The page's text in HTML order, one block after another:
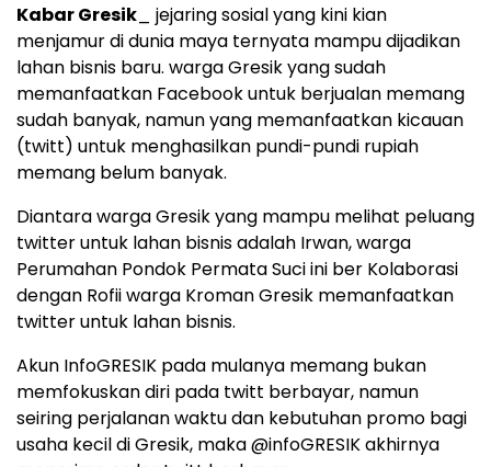
Kabar Gresik _ jejaring sosial yang kini kian
menjamur di dunia maya ternyata mampu dijadikan
lahan bisnis baru. warga Gresik yang sudah
memanfaatkan Facebook untuk berjualan memang
sudah banyak, namun yang memanfaatkan kicauan
(twitt) untuk menghasilkan pundi-pundi rupiah
memang belum banyak.
Diantara warga Gresik yang mampu melihat peluang
twitter untuk lahan bisnis adalah Irwan, warga
Perumahan Pondok Permata Suci ini ber Kolaborasi
dengan Rofii warga Kroman Gresik memanfaatkan
twitter untuk lahan bisnis.
Akun InfoGRESIK pada mulanya memang bukan
memfokuskan diri pada twitt berbayar, namun
seiring perjalanan waktu dan kebutuhan promo bagi
usaha kecil di Gresik, maka @infoGRESIK akhirnya